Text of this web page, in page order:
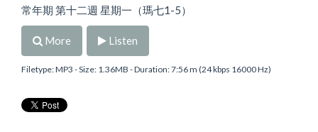
常年期 第十二週 星期一（瑪七1-5）
More Listen
Filetype: MP3 - Size: 1.36MB - Duration: 7:56 m (24 kbps 16000 Hz)